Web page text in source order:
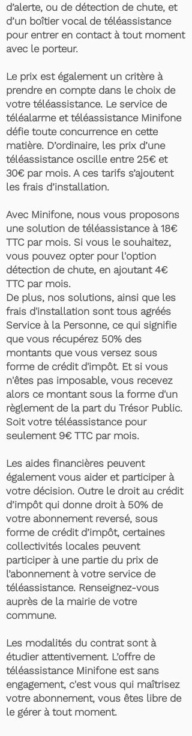
d’alerte, ou de détection de chute, et
d’un boîtier vocal de téléassistance
pour entrer en contact à tout moment
avec le porteur.
Le prix est également un critère à
prendre en compte dans le choix de
votre téléassistance. Le service de
téléalarme et téléassistance Minifone
défie toute concurrence en cette
matière. D’ordinaire, les prix d’une
téléassistance oscille entre 25€ et
30€ par mois. A ces tarifs s’ajoutent
les frais d’installation.
Avec Minifone, nous vous proposons
une solution de téléassistance à 18€
TTC par mois. Si vous le souhaitez,
vous pouvez opter pour l'option
détection de chute, en ajoutant 4€
TTC par mois.
De plus, nos solutions, ainsi que les
frais d'installation sont tous agréés
Service à la Personne, ce qui signifie
que vous récupérez 50% des
montants que vous versez sous
forme de crédit d'impôt. Et si vous
n'êtes pas imposable, vous recevez
alors ce montant sous la forme d'un
règlement de la part du Trésor Public.
Soit votre téléassistance pour
seulement 9€ TTC par mois.
Les aides financières peuvent
également vous aider et participer à
votre décision. Outre le droit au crédit
d’impôt qui donne droit à 50% de
votre abonnement reversé, sous
forme de crédit d’impôt, certaines
collectivités locales peuvent
participer à une partie du prix de
l’abonnement à votre service de
téléassistance. Renseignez-vous
auprès de la mairie de votre
commune.
Les modalités du contrat sont à
étudier attentivement. L’offre de
téléassistance Minifone est sans
engagement, c'est vous qui maîtrisez
votre abonnement, vous êtes libre de
le gérer à tout moment.